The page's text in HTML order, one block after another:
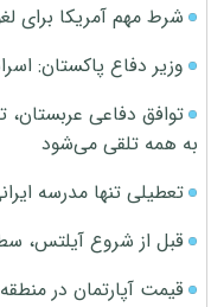
شرط مهم آمریکا برای
وزیر دفاع پاکستان:
توافق دفاعی
به همه تلقی می‌شود
تعطیلی تنها مدرسه
قبل از شروع آیلتس،
قیمت آپارتمان در منطقه 22 تهران چقدر است؟